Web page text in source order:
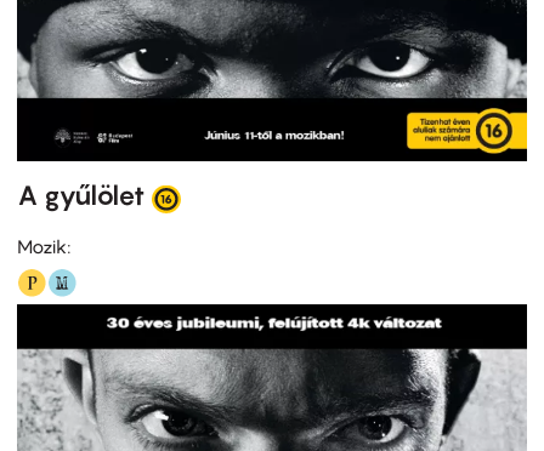
A gyűlölet
Mozik: